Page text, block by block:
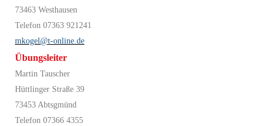
73463 Westhausen
Telefon 07363 921241
mkogel@t-online.de
Übungsleiter
Martin Tauscher
Hüttlinger Straße 39
73453 Abtsgmünd
Telefon 07366 4355